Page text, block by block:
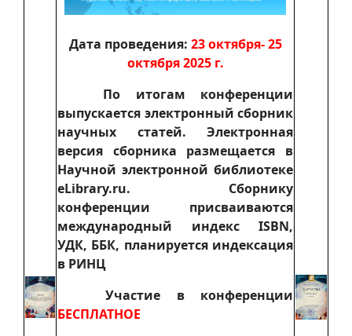
Дата проведения: 23 октября- 25
октября 2025 г.
По итогам конференции
выпускается электронный сборник
научных статей. Электронная
версия сборника размещается в
Научной электронной библиотеке
eLibrary.ru. Сборнику
конференции присваиваются
международный индекс ISBN,
УДК, ББК, планируется индексация
в РИНЦ
Участие в конференции
БЕСПЛАТНОЕ